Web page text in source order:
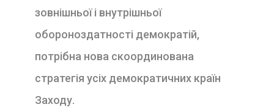
зовнішньої і внутрішньої
обороноздатності демократій,
потрібна нова скоординована
стратегія усіх демократичних країн
Заходу.